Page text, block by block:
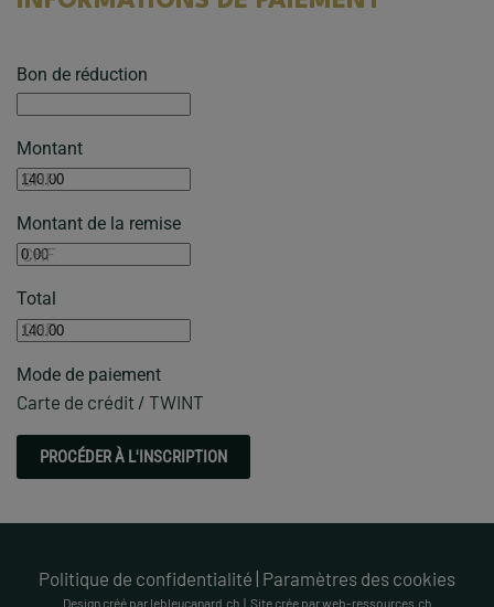
Bon de réduction
Montant
CHF
Montant de la remise
CHF
Total
CHF
Mode de paiement
Carte de crédit / TWINT
Politique de confidentialité Paramètres des cookies
Design créé par lebleucanard.ch | Site crée par web-ressources.ch